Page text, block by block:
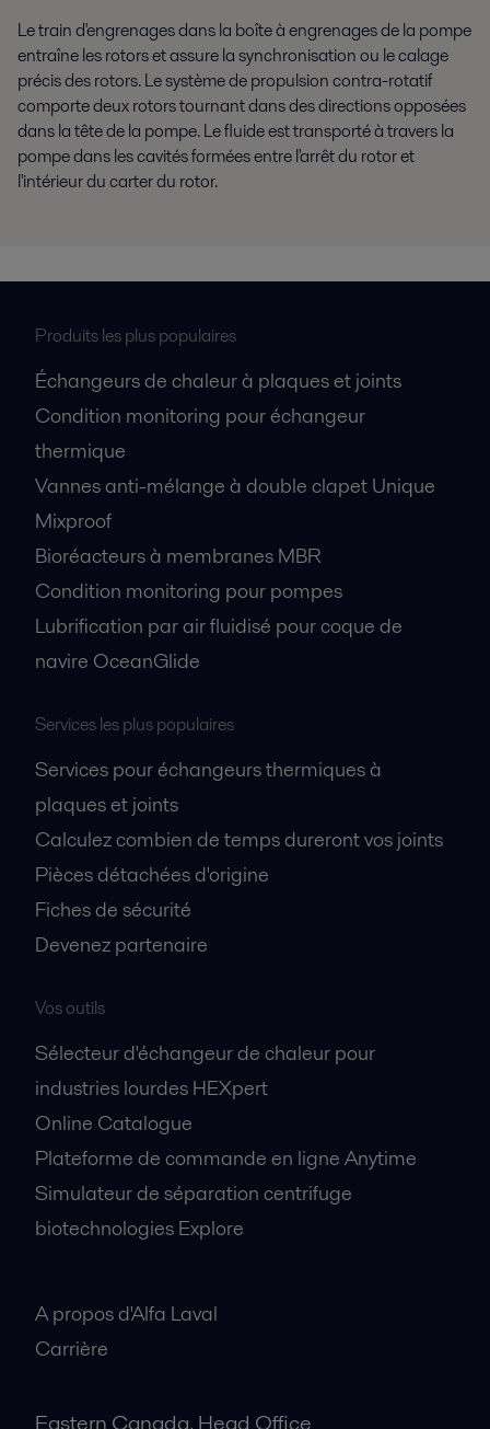
Le train d'engrenages dans la boîte à engrenages de la pompe
entraîne les rotors et assure la synchronisation ou le calage
précis des rotors. Le système de propulsion contra-rotatif
comporte deux rotors tournant dans des directions opposées
dans la tête de la pompe. Le fluide est transporté à travers la
pompe dans les cavités formées entre l'arrêt du rotor et
l'intérieur du carter du rotor.
Produits les plus populaires
Échangeurs de chaleur à plaques et joints
Condition monitoring pour échangeur
thermique
Vannes anti-mélange à double clapet Unique
Mixproof
Bioréacteurs à membranes MBR
Condition monitoring pour pompes
Lubrification par air fluidisé pour coque de
navire OceanGlide
Services les plus populaires
Services pour échangeurs thermiques à
plaques et joints
Calculez combien de temps dureront vos joints
Pièces détachées d'origine
Fiches de sécurité
Devenez partenaire
Vos outils
Sélecteur d'échangeur de chaleur pour
industries lourdes HEXpert
Online Catalogue
Plateforme de commande en ligne Anytime
Simulateur de séparation centrifuge
biotechnologies Explore
A propos d'Alfa Laval
Carrière
Eastern Canada, Head Office